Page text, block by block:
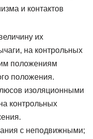
и контактов
их
на контрольных
положениям
положения.
изоляционными
контрольных
с неподвижными;